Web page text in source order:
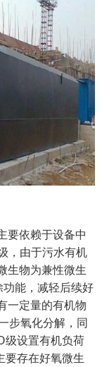
要依赖于设备中
，由于污水有机
生物为兼性微生
能，减轻后续好
一定量的有机物
步氧化分解，同
级设置有机负荷
要存在好氧微生